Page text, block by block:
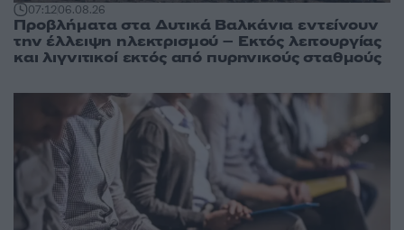
07:1206.08.26
Προβλήματα στα Δυτικά Βαλκάνια εντείνουν
την έλλειψη ηλεκτρισμού – Εκτός λειτουργίας
και λιγνιτικοί εκτός από πυρηνικούς σταθμούς